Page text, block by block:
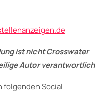
ist nicht Crosswater
Autor verantwortlich
folgenden Social